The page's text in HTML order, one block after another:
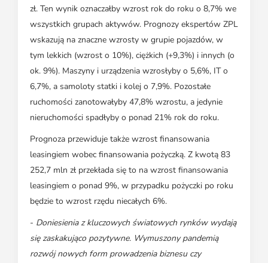
zł. Ten wynik oznaczałby wzrost rok do roku o 8,7% we
wszystkich grupach aktywów. Prognozy ekspertów ZPL
wskazują na znaczne wzrosty w grupie pojazdów, w
tym lekkich (wzrost o 10%), ciężkich (+9,3%) i innych (o
ok. 9%). Maszyny i urządzenia wzrosłyby o 5,6%, IT o
6,7%, a samoloty statki i kolej o 7,9%. Pozostałe
ruchomości zanotowałyby 47,8% wzrostu, a jedynie
nieruchomości spadłyby o ponad 21% rok do roku.
Prognoza przewiduje także wzrost finansowania
leasingiem wobec finansowania pożyczką. Z kwotą 83
252,7 mln zł przekłada się to na wzrost finansowania
leasingiem o ponad 9%, w przypadku pożyczki po roku
będzie to wzrost rzędu niecałych 6%.
- Doniesienia z kluczowych światowych rynków wydają
się zaskakująco pozytywne. Wymuszony pandemią
rozwój nowych form prowadzenia biznesu czy